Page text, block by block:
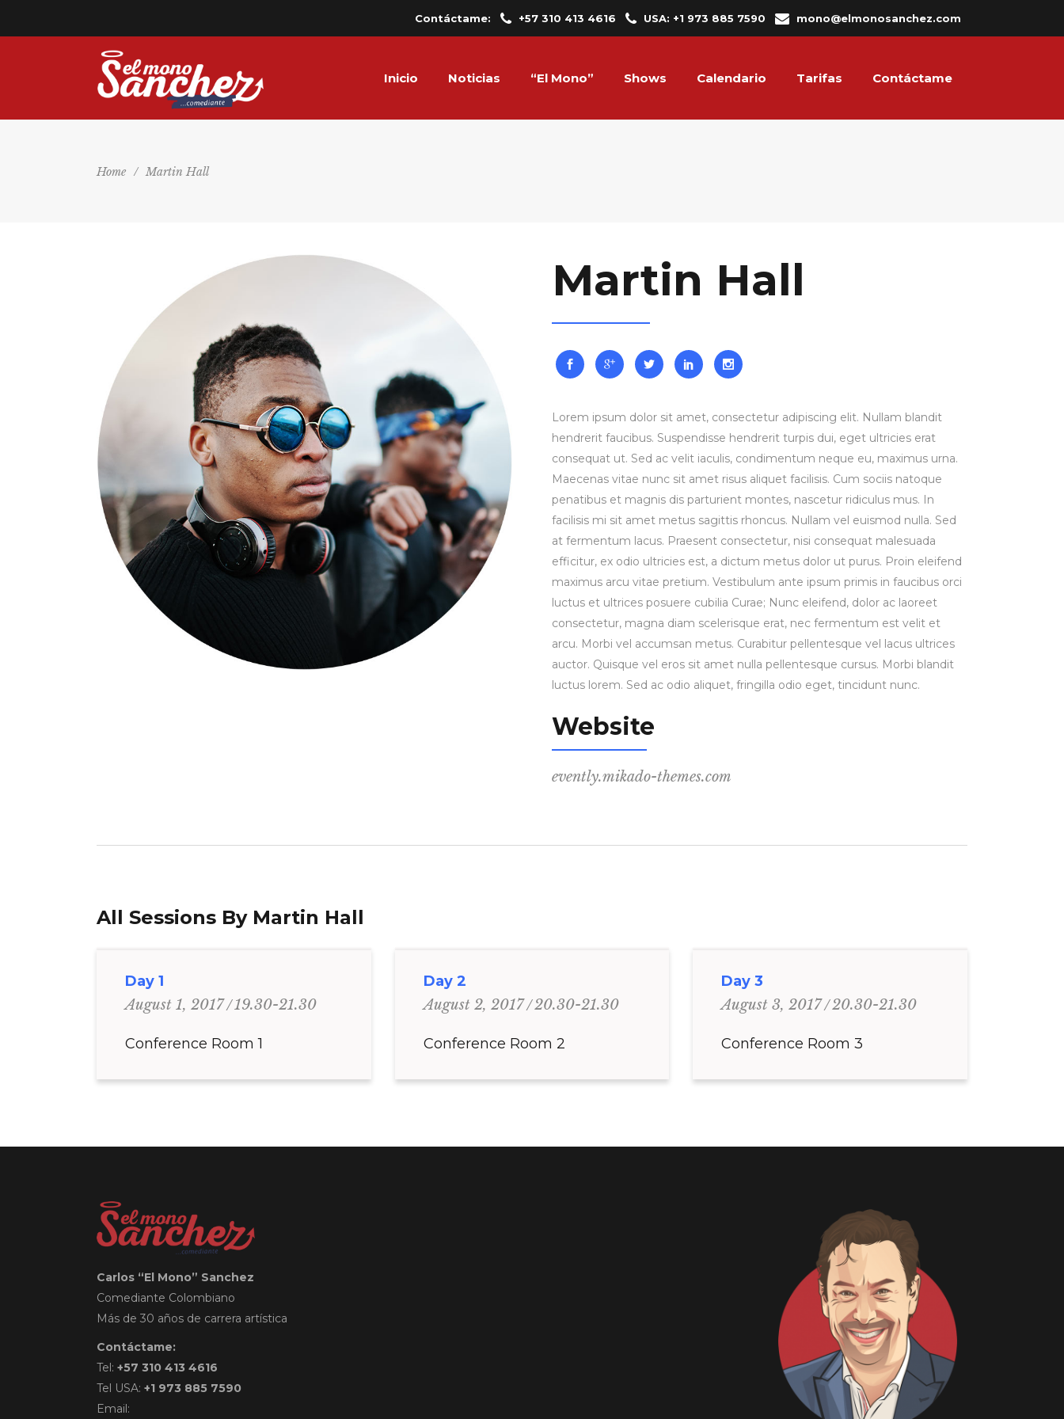
Contáctame: +57 310 413 4616 USA: +1 973 885 7590 mono@elmonosanchez.com
Inicio Noticias “El Mono” Shows Calendario Tarifas Contáctame
Home / Martin Hall
Martin Hall
Lorem ipsum dolor sit amet, consectetur adipiscing elit. Nullam blandit
hendrerit faucibus. Suspendisse hendrerit turpis dui, eget ultricies erat
consequat ut. Sed ac velit iaculis, condimentum neque eu, maximus urna.
Maecenas vitae nunc sit amet risus aliquet facilisis. Cum sociis natoque
penatibus et magnis dis parturient montes, nascetur ridiculus mus. In
facilisis mi sit amet metus sagittis rhoncus. Nullam vel euismod nulla. Sed
at fermentum lacus. Praesent consectetur, nisi consequat malesuada
efficitur, ex odio ultricies est, a dictum metus dolor ut purus. Proin eleifend
maximus arcu vitae pretium. Vestibulum ante ipsum primis in faucibus orci
luctus et ultrices posuere cubilia Curae; Nunc eleifend, dolor ac laoreet
consectetur, magna diam scelerisque erat, nec fermentum est velit et
arcu. Morbi vel accumsan metus. Curabitur pellentesque vel lacus ultrices
auctor. Quisque vel eros sit amet nulla pellentesque cursus. Morbi blandit
luctus lorem. Sed ac odio aliquet, fringilla odio eget, tincidunt nunc.
Website
evently.mikado-themes.com
All Sessions By Martin Hall
Day 1
August 1, 2017
19.30-21.30
Conference Room 1
Day 2
August 2, 2017
20.30-21.30
Conference Room 2
Day 3
August 3, 2017
20.30-21.30
Conference Room 3
Carlos “El Mono” Sanchez
Comediante Colombiano
Más de 30 años de carrera artística
Contáctame:
Tel: +57 310 413 4616
Tel USA: +1 973 885 7590
Email: